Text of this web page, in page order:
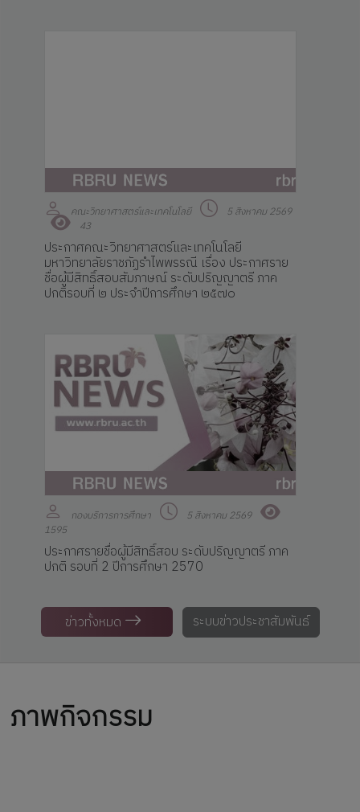
คณะวิทยาศาสตร์และเทคโนโลยี
5 สิงหาคม 2569
43
ประกาศคณะวิทยาศาสตร์และเทคโนโลยี
มหาวิทยาลัยราชภัฏรำไพพรรณี เรื่อง ประกาศราย
ชื่อผู้มีสิทธิ์สอบสัมภาษณ์ ระดับปริญญาตรี ภาค
ปกติรอบที่ ๒ ประจำปีการศึกษา ๒๕๗๐
กองบริการการศึกษา
5 สิงหาคม 2569
1595
ประกาศรายชื่อผู้มีสิทธิ์สอบ ระดับปริญญาตรี ภาค
ปกติ รอบที่ 2 ปีการศึกษา 2570
ข่าวทั้งหมด ระบบข่าวประชาสัมพันธ์
ภาพกิจกรรม